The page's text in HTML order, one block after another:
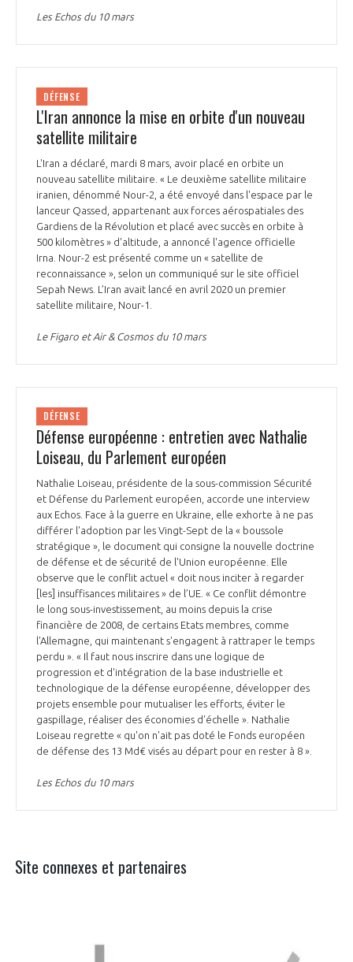
Les Echos du 10 mars
DÉFENSE
L'Iran annonce la mise en orbite d'un nouveau
satellite militaire
L'Iran a déclaré, mardi 8 mars, avoir placé en orbite un
nouveau satellite militaire. « Le deuxième satellite militaire
iranien, dénommé Nour-2, a été envoyé dans l'espace par le
lanceur Qassed, appartenant aux forces aérospatiales des
Gardiens de la Révolution et placé avec succès en orbite à
500 kilomètres » d'altitude, a annoncé l'agence officielle
Irna. Nour-2 est présenté comme un « satellite de
reconnaissance », selon un communiqué sur le site officiel
Sepah News. L’Iran avait lancé en avril 2020 un premier
satellite militaire, Nour-1.
Le Figaro et Air & Cosmos du 10 mars
DÉFENSE
Défense européenne : entretien avec Nathalie
Loiseau, du Parlement européen
Nathalie Loiseau, présidente de la sous-commission Sécurité
et Défense du Parlement européen, accorde une interview
aux Echos. Face à la guerre en Ukraine, elle exhorte à ne pas
différer l'adoption par les Vingt-Sept de la « boussole
stratégique », le document qui consigne la nouvelle doctrine
de défense et de sécurité de l'Union européenne. Elle
observe que le conflit actuel « doit nous inciter à regarder
[les] insuffisances militaires » de l’UE. « Ce conflit démontre
le long sous-investissement, au moins depuis la crise
financière de 2008, de certains Etats membres, comme
l'Allemagne, qui maintenant s'engagent à rattraper le temps
perdu ». « Il faut nous inscrire dans une logique de
progression et d'intégration de la base industrielle et
technologique de la défense européenne, développer des
projets ensemble pour mutualiser les efforts, éviter le
gaspillage, réaliser des économies d'échelle ». Nathalie
Loiseau regrette « qu'on n'ait pas doté le Fonds européen
de défense des 13 Md€ visés au départ pour en rester à 8 ».
Les Echos du 10 mars
Site connexes et partenaires